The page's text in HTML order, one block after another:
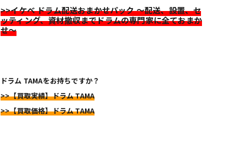
>>イケベ ドラム配送おまかせパック ～配送、設置、セ
ッティング、資材撤収までドラムの専門家に全ておまか
せ～
ドラム TAMAをお持ちですか？
>>【買取実績】ドラム TAMA
>>【買取価格】ドラム TAMA